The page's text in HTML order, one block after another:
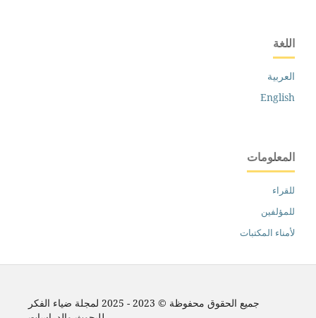
اللغة
العربية
English
المعلومات
للقراء
للمؤلفين
لأمناء المكتبات
جميع الحقوق محفوظة © 2023 - 2025 لمجلة ضياء الفكر